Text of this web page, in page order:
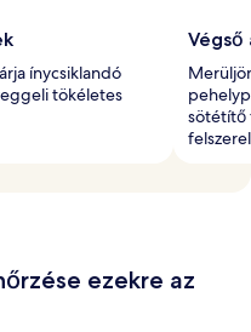
ínycsiklandó
tökéletes
Végső
sötétítő
ezekre az